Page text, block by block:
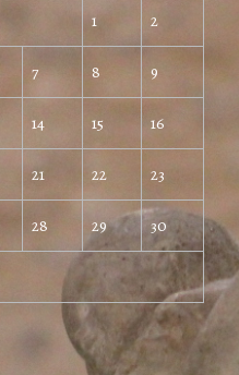
1 2
7 8 9
14 15 16
21 22 23
28 29 30